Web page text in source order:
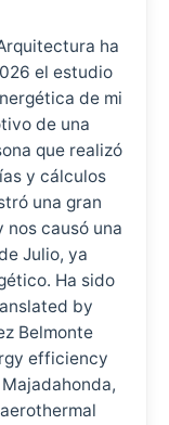
ha
el estudio
de mi
de una
que realizó
y cálculos
una gran
causó una
Julio, ya
Ha sido
by
Belmonte
efficiency